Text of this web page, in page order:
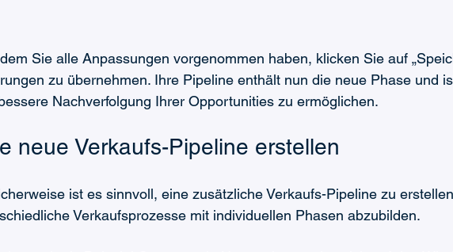
Sie alle Anpassungen vorgenommen haben, klicken Sie auf
zu übernehmen. Ihre Pipeline enthält nun die neue Phase und
Nachverfolgung Ihrer Opportunities zu ermöglichen.
neue Verkaufs-Pipeline erstellen
ist es sinnvoll, eine zusätzliche Verkaufs-Pipeline zu
Verkaufsprozesse mit individuellen Phasen abzubilden.